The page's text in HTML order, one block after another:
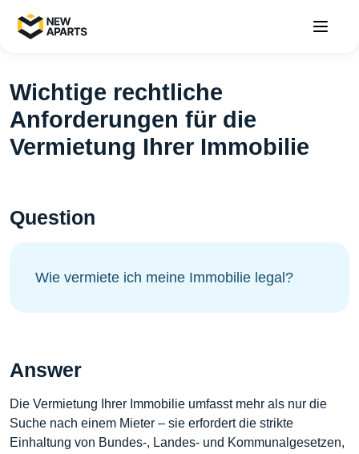
Wichtige rechtliche
Anforderungen für die
Vermietung Ihrer Immobilie
Question
Wie vermiete ich meine Immobilie legal?
Answer
Die Vermietung Ihrer Immobilie umfasst mehr als nur die
Suche nach einem Mieter – sie erfordert die strikte
Einhaltung von Bundes-, Landes- und Kommunalgesetzen,